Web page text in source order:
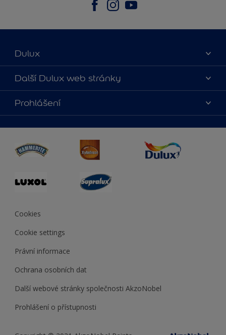
Dulux
O nás
Kontaktujte nás
Najít obchod
Další Dulux web stránky
duluxmalir.cz
duluxmaliar.sk
duluxprodejnabarev.cz
duluxpredajnafarieb.sk
Prohlášení
Cookies
Cookie settings
Právní informace
Ochrana osobních dat
Další webové stránky společnosti AkzoNobel
Prohlášení o přístupnosti